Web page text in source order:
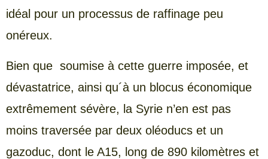
idéal pour un processus de raffinage peu
onéreux.
Bien que soumise à cette guerre imposée, et
dévastatrice, ainsi qu´à un blocus économique
extrêmement sévère, la Syrie n’en est pas
moins traversée par deux oléoducs et un
gazoduc, dont le A15, long de 890 kilomètres et